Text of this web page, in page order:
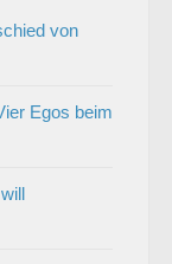
von
Egos beim